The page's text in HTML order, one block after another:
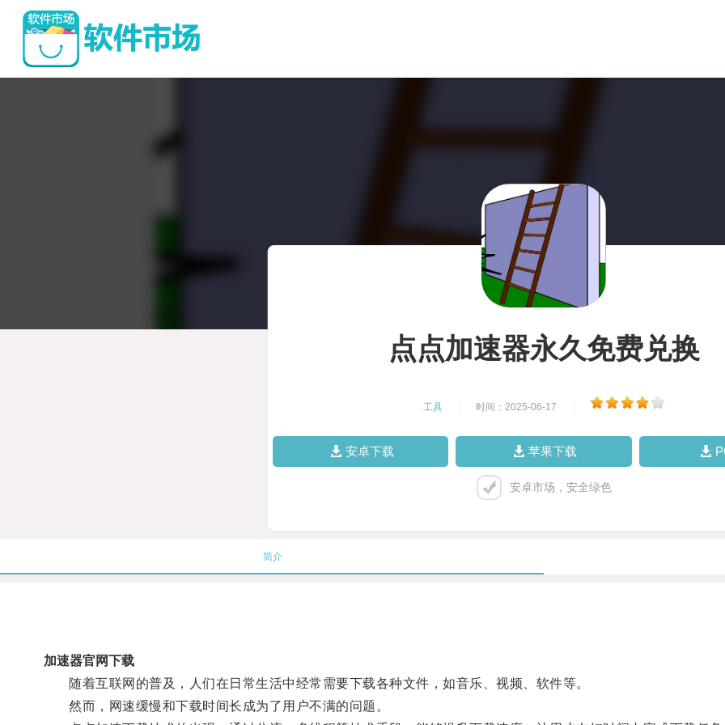
点点加速器永久免费兑换
工具 时间：2025-06-17
安卓下载 苹果下载
安卓市场，安全绿色
简介
加速器官网下载
随着互联网的普及，人们在日常生活中经常需要下载各种文件，如音乐、视频、软件等。
然而，网速缓慢和下载时间长成为了用户不满的问题。